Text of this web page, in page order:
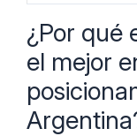
¿Por qué
el mejor